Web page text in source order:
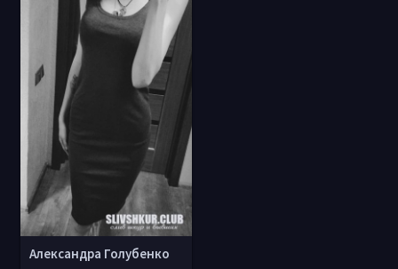
Александра Голубенко